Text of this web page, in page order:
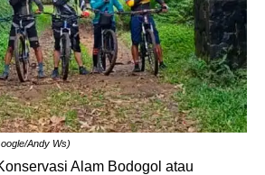
Andy Ws)
Alam Bodogol atau